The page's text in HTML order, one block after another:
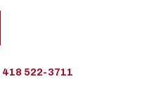
418 522-3711